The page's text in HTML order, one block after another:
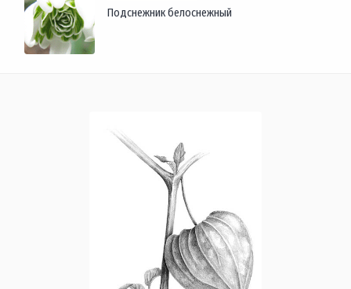
Подснежник белоснежный